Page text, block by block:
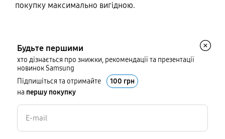
покупку максимально вигідною.
Будьте першими
хто дізнається про знижки, рекомендації та презентації
новинок Samsung
Підпишіться та отримайте
100 грн
на першу покупку